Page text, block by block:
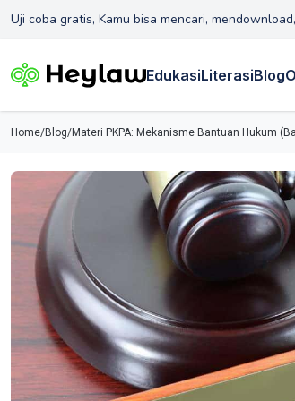
Uji coba gratis, Kamu bisa mencari,
EdukasiLiterasiBlog
Home/Blog/Materi PKPA: Mekanisme Bantuan Hukum